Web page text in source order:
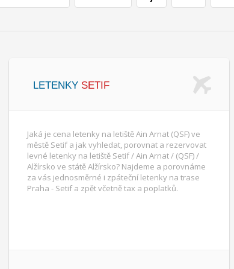
LETENKY SETIF
Jaká je cena letenky na letiště Ain Arnat (QSF) ve
městě Setif a jak vyhledat, porovnat a rezervovat
levné letenky na letiště Setif / Ain Arnat / (QSF) /
Alžírsko ve státě Alžírsko? Najdeme a porovnáme
za vás jednosměrné i zpáteční letenky na trase
Praha - Setif a zpět včetně tax a poplatků.